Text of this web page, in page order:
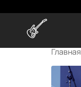
Главная